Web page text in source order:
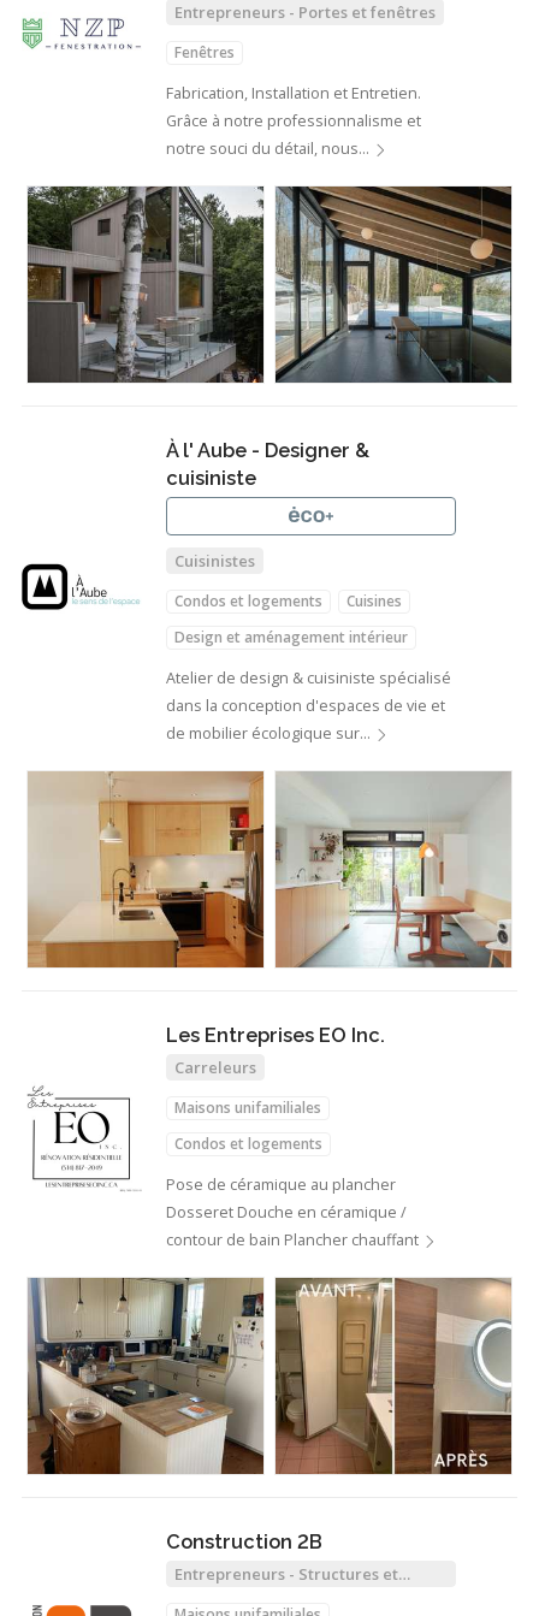
Entrepreneurs - Portes et fenêtres
Fenêtres
Fabrication, Installation et Entretien.
Grâce à notre professionnalisme et
notre souci du détail, nous…
À l' Aube - Designer &
cuisiniste
Cuisinistes
Condos et logements
Cuisines
Design et aménagement intérieur
Atelier de design & cuisiniste spécialisé
dans la conception d'espaces de vie et
de mobilier écologique sur…
Les Entreprises EO Inc.
Carreleurs
Maisons unifamiliales
Condos et logements
Pose de céramique au plancher
Dosseret Douche en céramique /
contour de bain Plancher chauffant
Construction 2B
Entrepreneurs - Structures et